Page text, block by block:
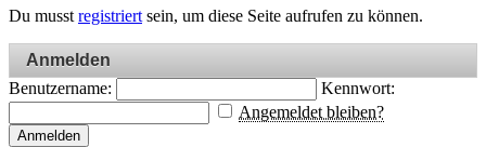
Du musst registriert sein, um diese Seite aufrufen zu können.
Anmelden
Benutzername:
Kennwort:
Angemeldet bleiben?
Anmelden